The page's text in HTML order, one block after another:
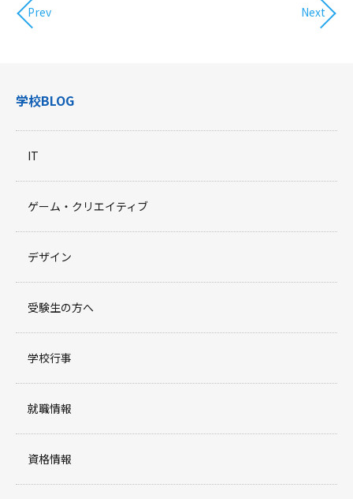
Prev Next
学校BLOG
IT
ゲーム・クリエイティブ
デザイン
受験生の方へ
学校行事
就職情報
資格情報